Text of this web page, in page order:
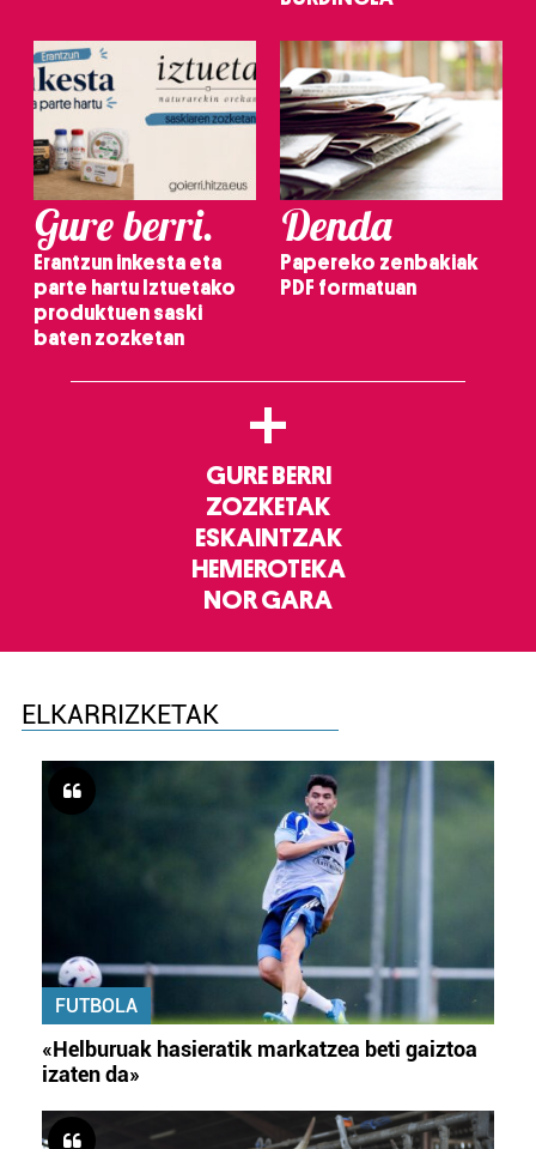
Gure berri.
Erantzun inkesta eta
parte hartu Iztuetako
produktuen saski
baten zozketan
Denda
Papereko zenbakiak
PDF formatuan
+
GURE BERRI
ZOZKETAK
ESKAINTZAK
HEMEROTEKA
NOR GARA
ELKARRIZKETAK
FUTBOLA
«Helburuak hasieratik markatzea beti gaiztoa
izaten da»